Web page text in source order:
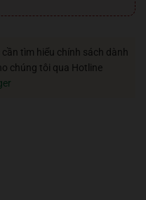
tìm hiểu chính sách dành
chúng tôi qua Hotline